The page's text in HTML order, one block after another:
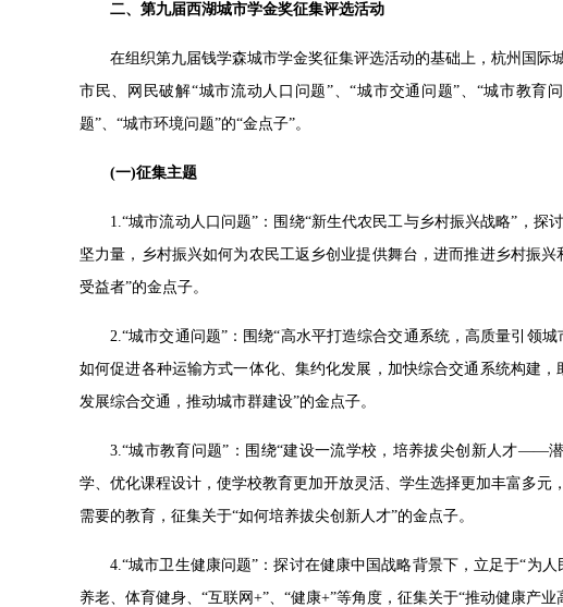
二、第九届西湖城市学金奖征集评选活动
在组织第九届钱学森城市学金奖征集评选活动的基础上，杭州国
市民、网民破解“城市流动人口问题”、“城市交通问题”、“城市教育
题”、“城市环境问题”的“金点子”。
(一)征集主题
1.“城市流动人口问题”：围绕“新生代农民工与乡村振兴战略”，
坚力量，乡村振兴如何为农民工返乡创业提供舞台，进而推进乡村振
受益者”的金点子。
2.“城市交通问题”：围绕“高水平打造综合交通系统，高质量引领
如何促进各种运输方式一体化、集约化发展，加快综合交通系统构建
发展综合交通，推动城市群建设”的金点子。
3.“城市教育问题”：围绕“建设一流学校，培养拔尖创新人才——
学、优化课程设计，使学校教育更加开放灵活、学生选择更加丰富多
需要的教育，征集关于“如何培养拔尖创新人才”的金点子。
4.“城市卫生健康问题”：探讨在健康中国战略背景下，立足于“为
养老、体育健身、“互联网+”、“健康+”等角度，征集关于“推动健康产